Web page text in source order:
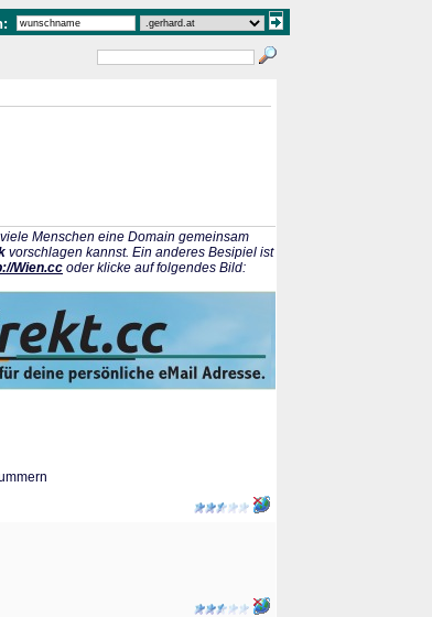
Menschen eine Domain gemeinsam
vorschlagen kannst. Ein anderes Besipiel ist
Wien.cc oder klicke auf folgendes Bild: